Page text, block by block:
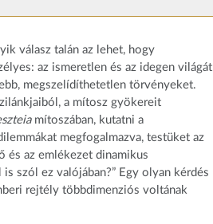
válasz talán az lehet, hogy
az ismeretlen és az idegen világát
megszelídíthetetlen törvényeket.
a mítosz gyökereit
mítoszában, kutatni a
megfogalmazva, testüket az
és az emlékezet dinamikus
szól ez valójában?” Egy olyan kérdés
rejtély többdimenziós voltának